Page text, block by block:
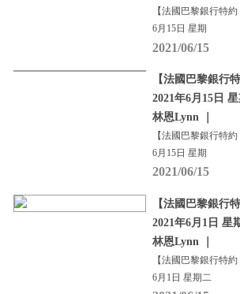
【法國巴黎銀行特
6月15日 星期
2021/06/15
【法國巴黎銀行
2021年6月15日
林恩Lynn ｜
【法國巴黎銀行特
6月15日 星期
2021/06/15
【法國巴黎銀行
2021年6月1日 星
林恩Lynn ｜
【法國巴黎銀行特
6月1日 星期二